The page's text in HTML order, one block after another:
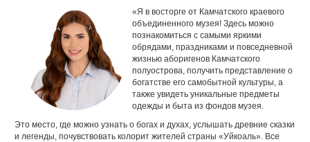
«Я в восторге от Камчатского краевого
объединенного музея! Здесь можно
познакомиться с самыми яркими
обрядами, праздниками и повседневной
жизнью аборигенов Камчатского
полуострова, получить представление о
богатстве его самобытной культуры, а
также увидеть уникальные предметы
одежды и быта из фондов музея.
Это место, где можно узнать о богах и духах, услышать древние сказки
и легенды, почувствовать колорит жителей страны «Уйкоаль». Все